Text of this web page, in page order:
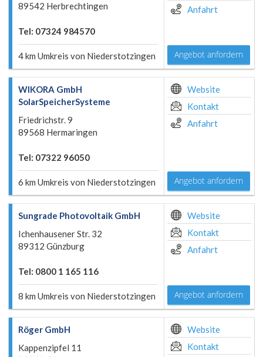
89542 Herbrechtingen
Tel: 07324 984570
4 km Umkreis von Niederstotzingen
Anfahrt
Angebot anfordern
WIKORA GmbH
SolarSpeicherSysteme
Friedrichstr. 9
89568 Hermaringen
Tel: 07322 96050
6 km Umkreis von Niederstotzingen
Website
Kontakt
Anfahrt
Angebot anfordern
Sungrade Photovoltaik GmbH
Ichenhausener Str. 32
89312 Günzburg
Tel: 0800 1 165 116
8 km Umkreis von Niederstotzingen
Website
Kontakt
Anfahrt
Angebot anfordern
Röger GmbH
Kappenzipfel 11
Website
Kontakt